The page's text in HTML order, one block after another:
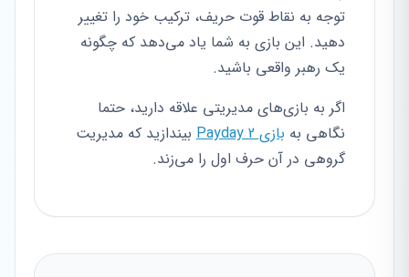
توجه به نقاط قوت حریف، ترکیب خود را تغییر
دهید. این بازی به شما یاد می‌دهد که چگونه
یک رهبر واقعی باشید.
اگر به بازی‌های مدیریتی علاقه دارید، حتما
نگاهی به بازی Payday 2
بیندازید که مدیریت
گروهی در آن حرف اول را می‌زند.